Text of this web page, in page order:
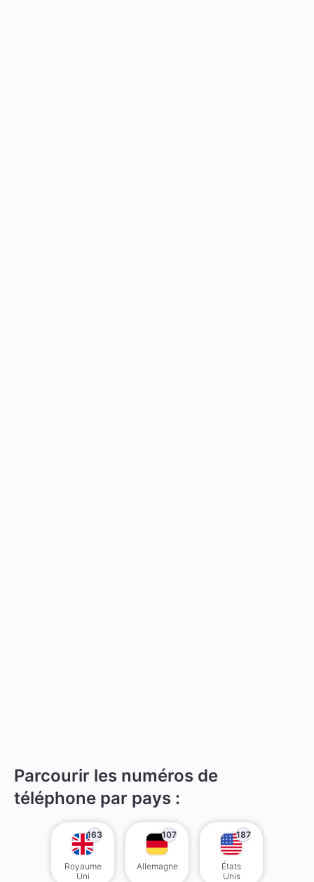
Parcourir les numéros de
téléphone par pays :
163
Royaume
Uni
107
Allemagne
187
États
Unis